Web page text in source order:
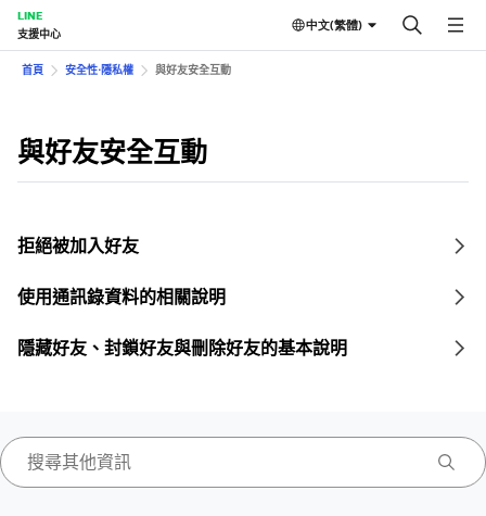
LINE
支援中心
中文(繁體)
首頁 安全性⋅隱私權 與好友安全互動
與好友安全互動
拒絕被加入好友
使用通訊錄資料的相關說明
隱藏好友、封鎖好友與刪除好友的基本說明